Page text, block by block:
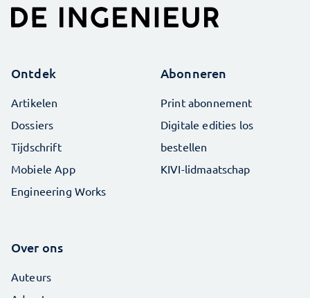
Ontdek
Artikelen
Dossiers
Tijdschrift
Mobiele App
Engineering Works
Abonneren
Print abonnement
Digitale edities los
bestellen
KIVI-lidmaatschap
Over ons
Auteurs